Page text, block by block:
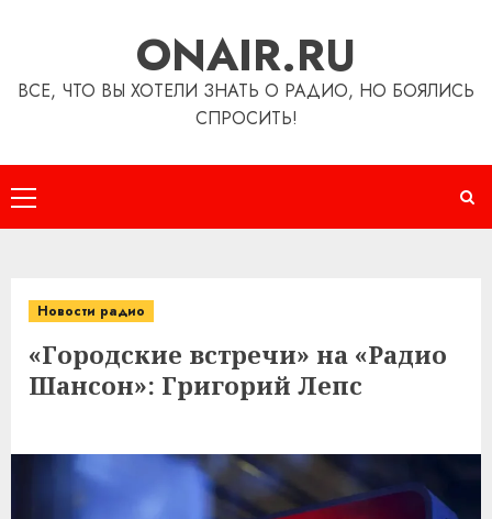
ONAIR.RU
ВСЕ, ЧТО ВЫ ХОТЕЛИ ЗНАТЬ О РАДИО, НО БОЯЛИСЬ
СПРОСИТЬ!
Основное
меню
Новости радио
«Городские встречи» на «Радио
Шансон»: Григорий Лепс